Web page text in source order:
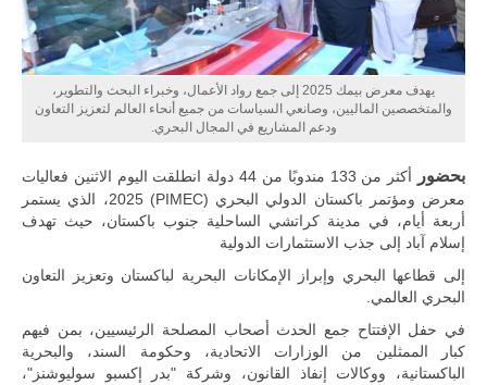
اختبار عملي
جديد لإمكانية
تقريب
المسافات بين
المؤسستين
العسكريتين في
شرق البلاد
تقوده الولايات
المتحدة وشراكة
مباشرة مع
أطراف ليبية
للمزيد
يهدف معرض بيمك 2025 إلى جمع رواد الأعمال، وخبراء البحث والتطوير،
والمتخصصين الماليين، وصانعي السياسات من جميع أنحاء العالم لتعزيز التعاون
ودعم المشاريع في المجال البحري.
بحضور
أكثر من 133 مندوبًا من 44 دولة انطلقت اليوم الاثنين فعاليات
معرض ومؤتمر باكستان الدولي البحري (PIMEC) 2025، الذي يستمر
أربعة أيام، في مدينة كراتشي الساحلية جنوب باكستان، حيث تهدف
إسلام آباد إلى جذب الاستثمارات الدولية
إلى قطاعها البحري وإبراز الإمكانات البحرية لباكستان وتعزيز التعاون
البحري العالمي.
في حفل الإفتتاح جمع الحدث أصحاب المصلحة الرئيسيين، بمن فيهم
كبار الممثلين من الوزارات الاتحادية، وحكومة السند، والبحرية
الباكستانية، ووكالات إنفاذ القانون، وشركة "بدر إكسبو سوليوشنز"،